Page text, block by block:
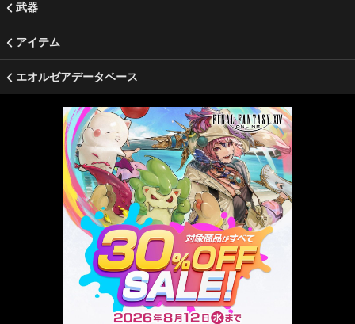
武器
アイテム
エオルゼアデータベース